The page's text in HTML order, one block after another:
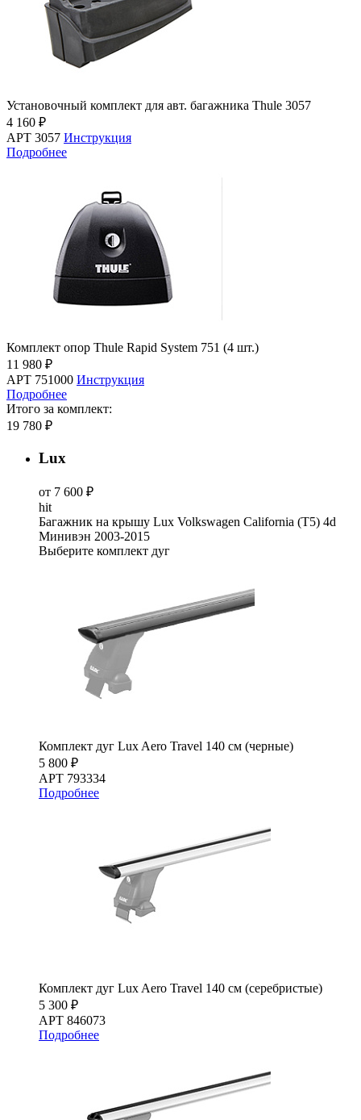
Установочный комплект для авт. багажника Thule 3057
4 160 ₽
АРТ 3057 Инструкция
Подробнее
Комплект опор Thule Rapid System 751 (4 шт.)
11 980 ₽
АРТ 751000 Инструкция
Подробнее
Итого за комплект:
19 780 ₽
Lux
от 7 600 ₽
hit
Багажник на крышу Lux Volkswagen California (T5) 4d
Минивэн 2003-2015
Выберите комплект дуг
Комплект дуг Lux Aero Travel 140 см (черные)
5 800 ₽
АРТ 793334
Подробнее
Комплект дуг Lux Aero Travel 140 см (серебристые)
5 300 ₽
АРТ 846073
Подробнее